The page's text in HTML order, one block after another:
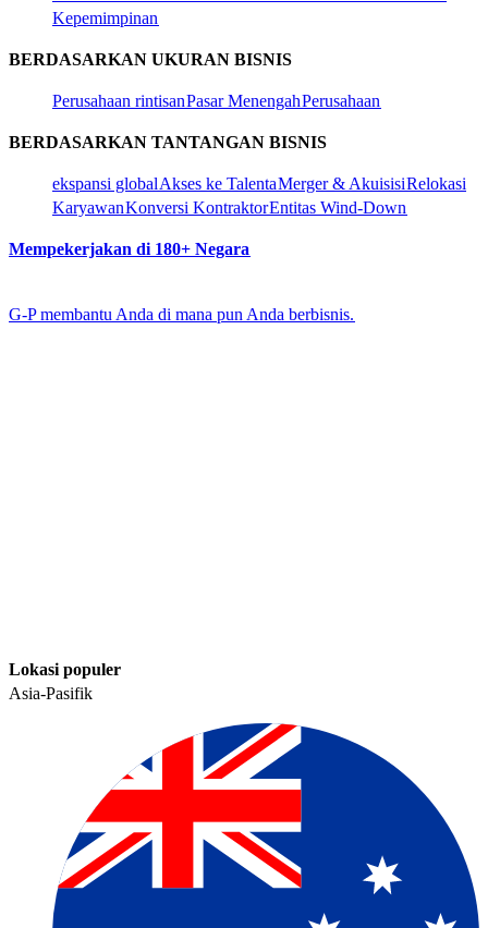
Kepemimpinan​​
BERDASARKAN UKURAN BISNIS​​
Perusahaan rintisan​​Pasar Menengah​​Perusahaan​​
BERDASARKAN TANTANGAN BISNIS​​
ekspansi global​​Akses ke Talenta​​Merger & Akuisisi​​Relokasi
Karyawan​​Konversi Kontraktor​​Entitas Wind-Down​​
Mempekerjakan di 180+ Negara​​
G-P membantu Anda di mana pun Anda berbisnis.​​
Lokasi populer​​
Asia-Pasifik​​